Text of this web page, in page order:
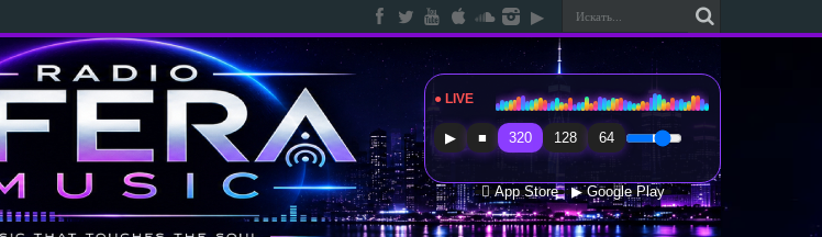
своб
● LIVE Radio Sfera Music
▶ ■ 320 128 64
 App Store ▶ Google Play